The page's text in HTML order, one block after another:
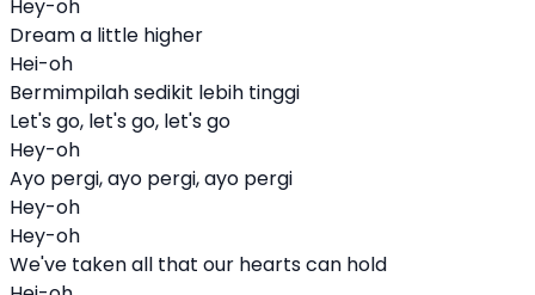
Hey-oh
Dream a little higher
Hei-oh
Bermimpilah sedikit lebih tinggi
Let's go, let's go, let's go
Hey-oh
Ayo pergi, ayo pergi, ayo pergi
Hey-oh
Hey-oh
We've taken all that our hearts can hold